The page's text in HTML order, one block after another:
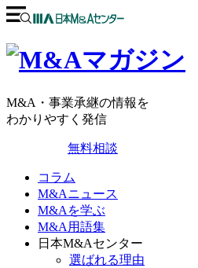
M&A・事業承継の情報を
わかりやすく発信
無料相談
コラム
M&Aニュース
M&Aを学ぶ
M&A用語集
日本M&Aセンター
選ばれる理由